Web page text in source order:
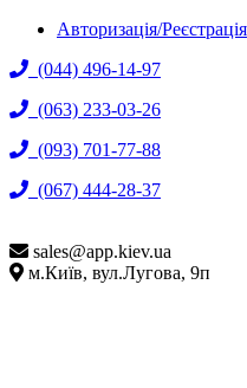
Авторизація/Реєстрація
(044) 496-14-97
(063) 233-03-26
(093) 701-77-88
(067) 444-28-37
sales@app.kiev.ua
м.Київ, вул.Лугова, 9п